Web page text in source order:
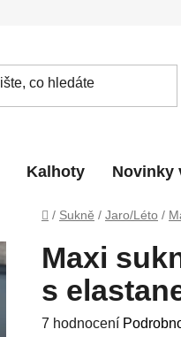
Kalhoty Novinky
Domů
/ Sukně / Jaro/Léto /
Maxi
s
Průměrné
7 hodnocení